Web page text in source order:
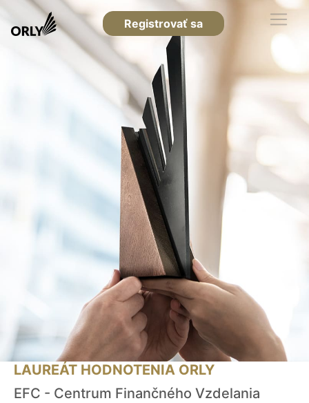
Registrovať sa
LAUREÁT HODNOTENIA ORLY
EFC - Centrum Finančného Vzdelania